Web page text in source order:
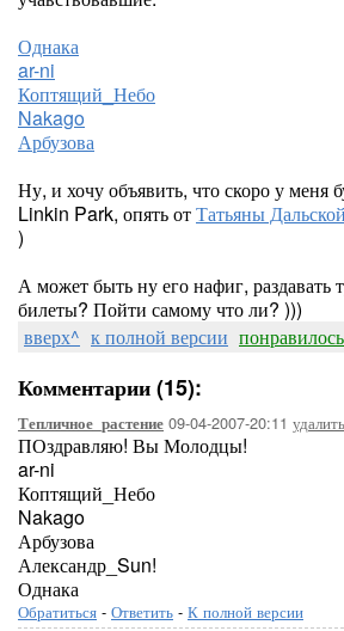
Однака
ar-ni
Коптящий_Небо
Nakago
Арбузова
Ну, и хочу объявить, что скоро у меня
Linkin Park, опять отТатьяны Дальской
)
А может быть ну его нафиг, раздавать
билеты? Пойти самому что ли? )))
вверх^ к полной версии
Комментарии (15):
Тепличное_растение 09-04-2007-20:11 удалить
ПОздравляю! Вы Молодцы!
ar-ni
Коптящий_Небо
Nakago
Арбузова
Александр_Sun!
Однака
Обратиться - Ответить - К полной версии